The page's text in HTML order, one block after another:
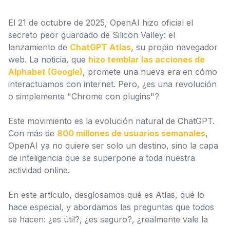
El 21 de octubre de 2025, OpenAI hizo oficial el
secreto peor guardado de Silicon Valley: el
lanzamiento de ChatGPT Atlas, su propio navegador
web. La noticia, que hizo temblar las acciones de
Alphabet (Google), promete una nueva era en cómo
interactuamos con internet. Pero, ¿es una revolución
o simplemente "Chrome con plugins"?
Este movimiento es la evolución natural de ChatGPT.
Con más de 800 millones de usuarios semanales,
OpenAI ya no quiere ser solo un destino, sino la capa
de inteligencia que se superpone a toda nuestra
actividad online.
En este artículo, desglosamos qué es Atlas, qué lo
hace especial, y abordamos las preguntas que todos
se hacen: ¿es útil?, ¿es seguro?, ¿realmente vale la